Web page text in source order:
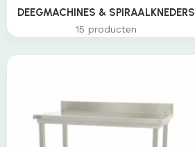
DEEGMACHINES & SPIRAALKNEDERS
15 producten